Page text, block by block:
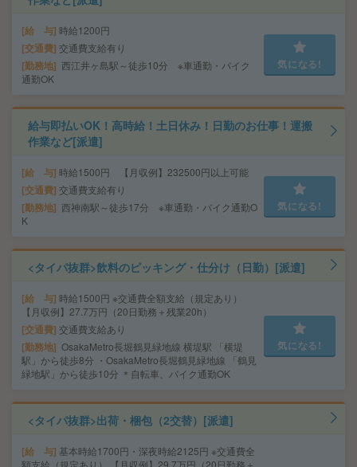
給 与 時給1200円
交通費 交通費支給有り
勤務地 西江井ヶ島駅～徒歩10分 ※車通勤・バイク
通勤OK
気になる!
給与即払いOK！高時給！土日休み！日勤のお仕事！運搬
作業など[派遣]
給 与 時給1500円 【月収例】232500円以上可能
交通費 交通費支給有り
勤務地 西神南駅～徒歩17分 ※車通勤・バイク通勤O
K
気になる!
<タイパ抜群>飲料のピッキング・仕分け（日勤）[派遣]
給 与 時給1500円 ※交通費全額支給（規定あり）
【月収例】27.7万円（20日勤務＋残業20h）
交通費 交通費支給あり
勤務地 OsakaMetro長堀鶴見緑地線 横堤駅 「横堤
駅」から徒歩8分 ・OsakaMetro長堀鶴見緑地線 「鶴見
緑地駅」から徒歩10分 ＊自転車、バイク通勤OK
気になる!
<タイパ抜群>出荷・梱包（2交替）[派遣]
給 与 基本時給1700円・深夜時給2125円 ※交通費全